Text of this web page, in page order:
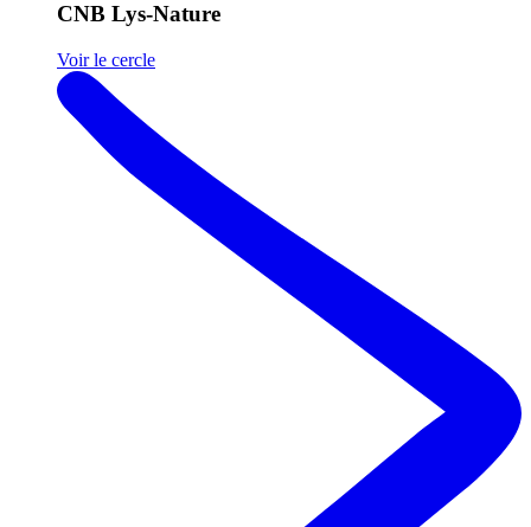
CNB Lys-Nature
Voir le cercle